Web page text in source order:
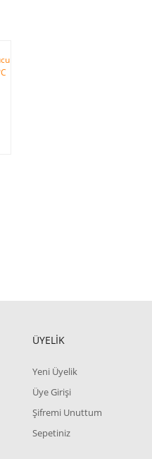
ÜYELİK
Yeni Üyelik
Üye Girişi
Şifremi Unuttum
Sepetiniz